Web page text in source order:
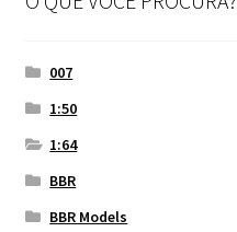
007
1:50
1:64
BBR
BBR Models